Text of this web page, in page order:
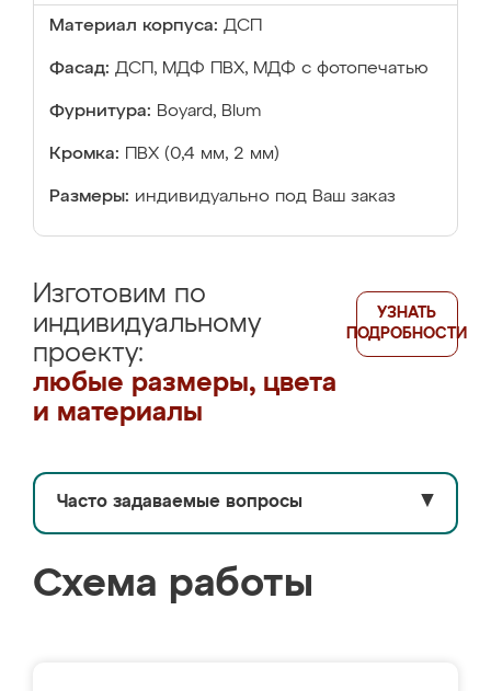
Материал корпуса: ДСП
Фасад: ДСП, МДФ ПВХ, МДФ с фотопечатью
Фурнитура: Boyard, Blum
Кромка: ПВХ (0,4 мм, 2 мм)
Размеры: индивидуально под Ваш заказ
Изготовим по
индивидуальному
проекту:
любые размеры, цвета
и материалы
УЗНАТЬ
ПОДРОБНОСТИ
Часто задаваемые вопросы ▼
Схема работы